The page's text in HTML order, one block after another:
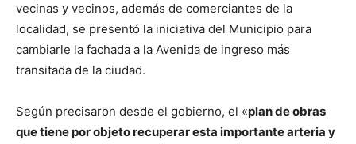
vecinas y vecinos, además de comerciantes de la
localidad, se presentó la iniciativa del Municipio para
cambiarle la fachada a la Avenida de ingreso más
transitada de la ciudad.
Según precisaron desde el gobierno, el «plan de obras
que tiene por objeto recuperar esta importante arteria y